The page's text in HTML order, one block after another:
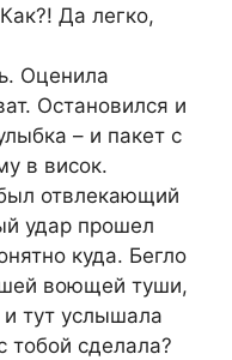
Да легко,
Оценила
Остановился и
– и пакет с
в висок.
отвлекающий
удар прошел
куда. Бегло
воющей туши,
тут услышала
тобой сделала?